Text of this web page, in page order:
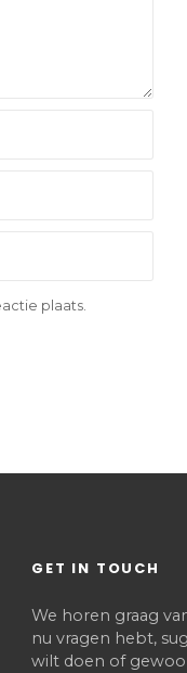
plaats.
GET IN TOUCH
We horen graag
nu vragen hebt,
wilt doen of